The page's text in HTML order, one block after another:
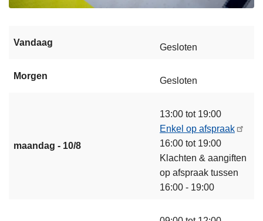
Vandaag Gesloten
Morgen Gesloten
maandag - 10/8
13:00 tot 19:00
Enkel op afspraak
16:00 tot 19:00
Klachten & aangiften
op afspraak tussen
16:00 - 19:00